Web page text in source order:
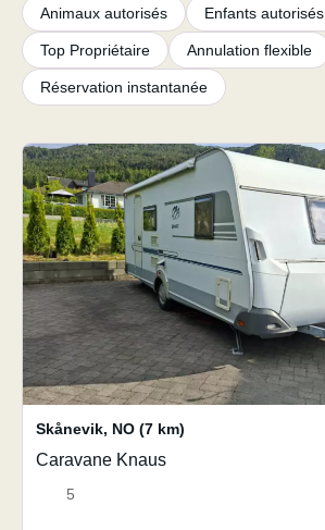
Animaux autorisés Enfants autorisés
Top Propriétaire Annulation flexible
Réservation instantanée
Skånevik, NO (7 km)
Caravane Knaus
5